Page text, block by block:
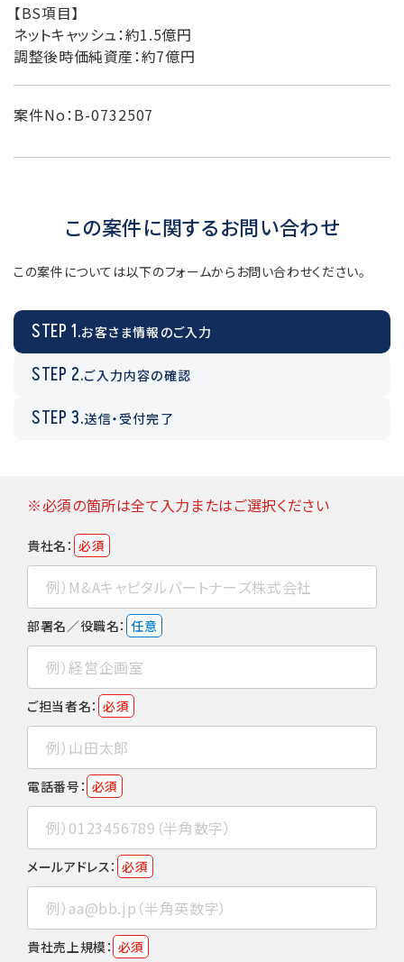
【BS項目】
ネットキャッシュ：約1.5億円
調整後時価純資産：約7億円
案件No：B-0732507
この案件に関するお問い合わせ
この案件については以下のフォームからお問い合わせください。
STEP 1.お客さま情報のご入力
STEP 2.ご入力内容の確認
STEP 3.送信・受付完了
※必須の箇所は全て入力またはご選択ください
貴社名： 必須
部署名／役職名： 任意
ご担当者名： 必須
電話番号： 必須
メールアドレス： 必須
貴社売上規模： 必須